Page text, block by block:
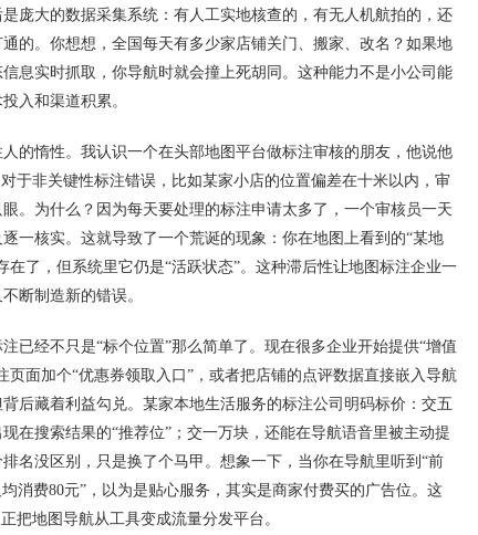
庞大的数据采集系统：有人工实地核查的，有无人机航拍的，还
的。你想想，全国每天有多少家店铺关门、搬家、改名？如果地
息实时抓取，你导航时就会撞上死胡同。这种能力不是小公司能
入和渠道积累。
的惰性。我认识一个在头部地图平台做标注审核的朋友，他说他
于非关键性标注错误，比如某家小店的位置偏差在十米以内，审
。为什么？因为每天要处理的标注申请太多了，一个审核员一天
一核实。这就导致了一个荒诞的现象：你在地图上看到的“某地
在了，但系统里它仍是“活跃状态”。这种滞后性让地图标注企业一
断制造新的错误。
已经不只是“标个位置”那么简单了。现在很多企业开始提供“增值
页面加个“优惠券领取入口”，或者把店铺的点评数据直接嵌入导航
后藏着利益勾兑。某家本地生活服务的标注公司明码标价：交五
在搜索结果的“推荐位”；交一万块，还能在导航语音里被主动提
名没区别，只是换了个马甲。想象一下，当你在导航里听到“前
消费80元”，以为是贴心服务，其实是商家付费买的广告位。这
把地图导航从工具变成流量分发平台。